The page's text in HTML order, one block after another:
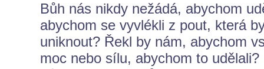
Bůh nás nikdy nežádá, abychom
abychom se vyvlékli z pout, která
uniknout? Řekl by nám, abychom
moc nebo sílu, abychom to